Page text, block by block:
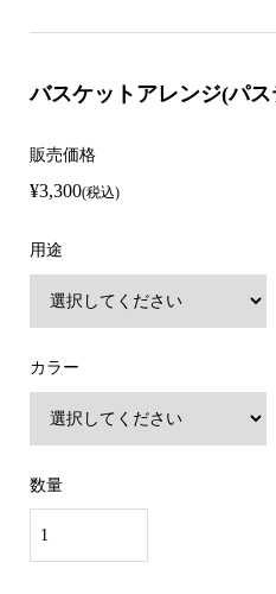
バスケットアレンジ(パ
販売価格
¥3,300(税込)
用途
カラー
数量